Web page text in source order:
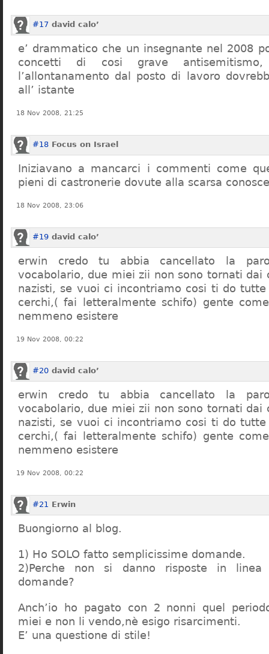
#17 david calo’
e’ drammatico che un insegnante nel 2008
concetti di cosi grave
l’allontanamento dal posto di lavoro
all’ istante
18 Nov 2008, 21:25
#18 Focus on Israel
Iniziavano a mancarci i commenti come
pieni di castronerie dovute alla scarsa
18 Nov 2008, 23:06
#19 david calo’
erwin credo tu abbia cancellato la
vocabolario, due miei zii non sono tornati dai
nazisti, se vuoi ci incontriamo cosi ti do tutte
cerchi,( fai letteralmente schifo) gente
nemmeno esistere
19 Nov 2008, 00:22
#20 david calo’
erwin credo tu abbia cancellato la
vocabolario, due miei zii non sono tornati dai
nazisti, se vuoi ci incontriamo cosi ti do tutte
cerchi,( fai letteralmente schifo) gente
nemmeno esistere
19 Nov 2008, 00:22
#21 Erwin
Buongiorno al blog.
1) Ho SOLO fatto semplicissime domande.
2)Perche non si danno risposte in
domande?
Anch’io ho pagato con 2 nonni quel
miei e non li vendo,nè esigo risarcimenti.
E’ una questione di stile!